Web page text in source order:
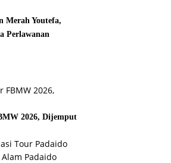
Merah Youtefa,
Perlawanan
2026, Dijemput